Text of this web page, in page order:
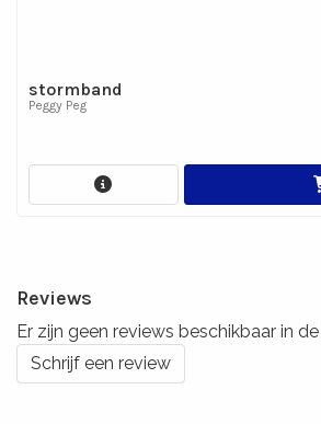
stormband
Peggy Peg
Reviews
Er zijn geen reviews beschikbaar in
Schrijf een review